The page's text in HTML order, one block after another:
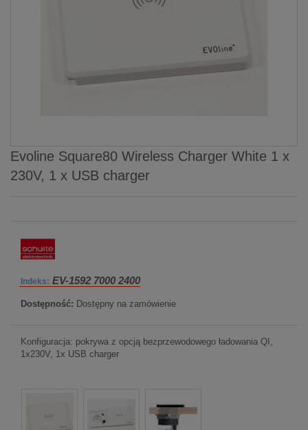
Evoline Square80 Wireless Charger White 1 x
230V, 1 x USB charger
Indeks: EV-1592 7000 2400
Dostępność: Dostępny na zamówienie
Konfiguracja: pokrywa z opcją bezprzewodowego ładowania QI,
1x230V, 1x USB charger